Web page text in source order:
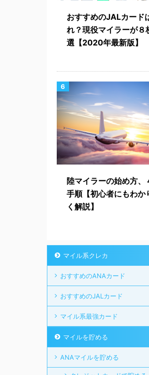
おすすめのJALカード
れ？現役マイラーが８
選【2020年最新版】
6
陸マイラーの始め方、
手順【初心者にもわか
く解説】
マイル系クレカ
おすすめのANAカード
おすすめのJALカード
マイル系最強カード
マイルを貯める
ANAマイルを貯める